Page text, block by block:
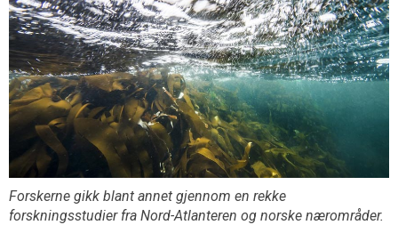
Forskerne gikk blant annet gjennom en rekke
forskningsstudier fra Nord-Atlanteren og norske nærområder.